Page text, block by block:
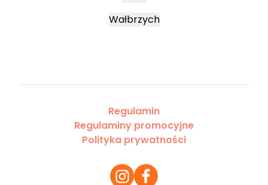
Wałbrzych
Regulamin
Regulaminy promocyjne
Polityka prywatności